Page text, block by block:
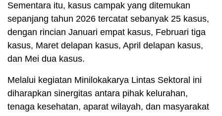
Sementara itu, kasus campak yang ditemukan
sepanjang tahun 2026 tercatat sebanyak 25 kasus,
dengan rincian Januari empat kasus, Februari tiga
kasus, Maret delapan kasus, April delapan kasus,
dan Mei dua kasus.
Melalui kegiatan Minilokakarya Lintas Sektoral ini
diharapkan sinergitas antara pihak kelurahan,
tenaga kesehatan, aparat wilayah, dan masyarakat